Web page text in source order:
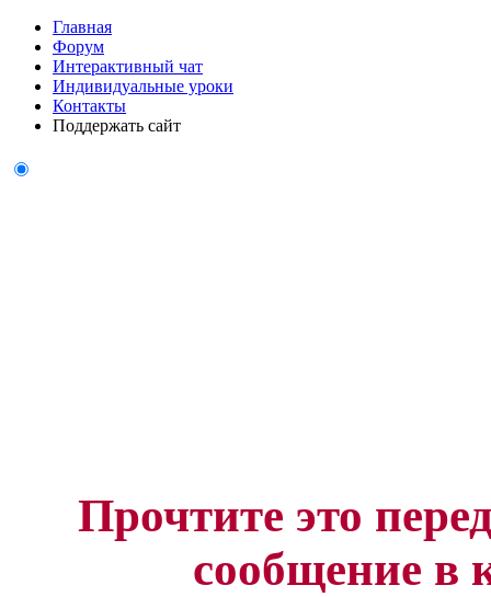
Главная
Форум
Интерактивный чат
Индивидуальные уроки
Контакты
Поддержать сайт
Прочтите это
сообщение в